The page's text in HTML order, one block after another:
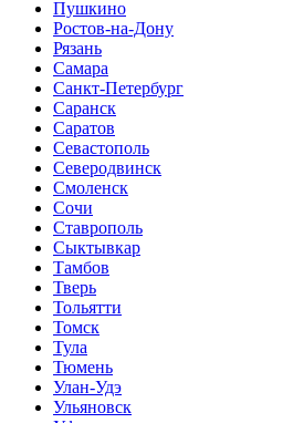
Пушкино
Ростов-на-Дону
Рязань
Самара
Санкт-Петербург
Саранск
Саратов
Севастополь
Северодвинск
Смоленск
Сочи
Ставрополь
Сыктывкар
Тамбов
Тверь
Тольятти
Томск
Тула
Тюмень
Улан-Удэ
Ульяновск